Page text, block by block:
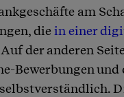
am
diein einer
der anderen
Bewerbungen